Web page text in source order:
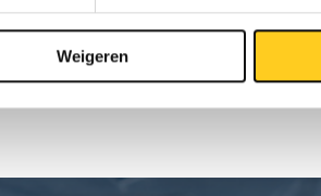
Weigeren